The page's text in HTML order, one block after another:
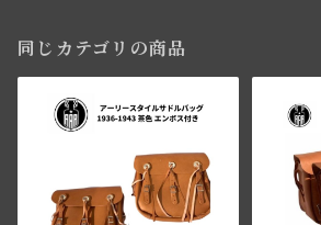
同じカテゴリの商品